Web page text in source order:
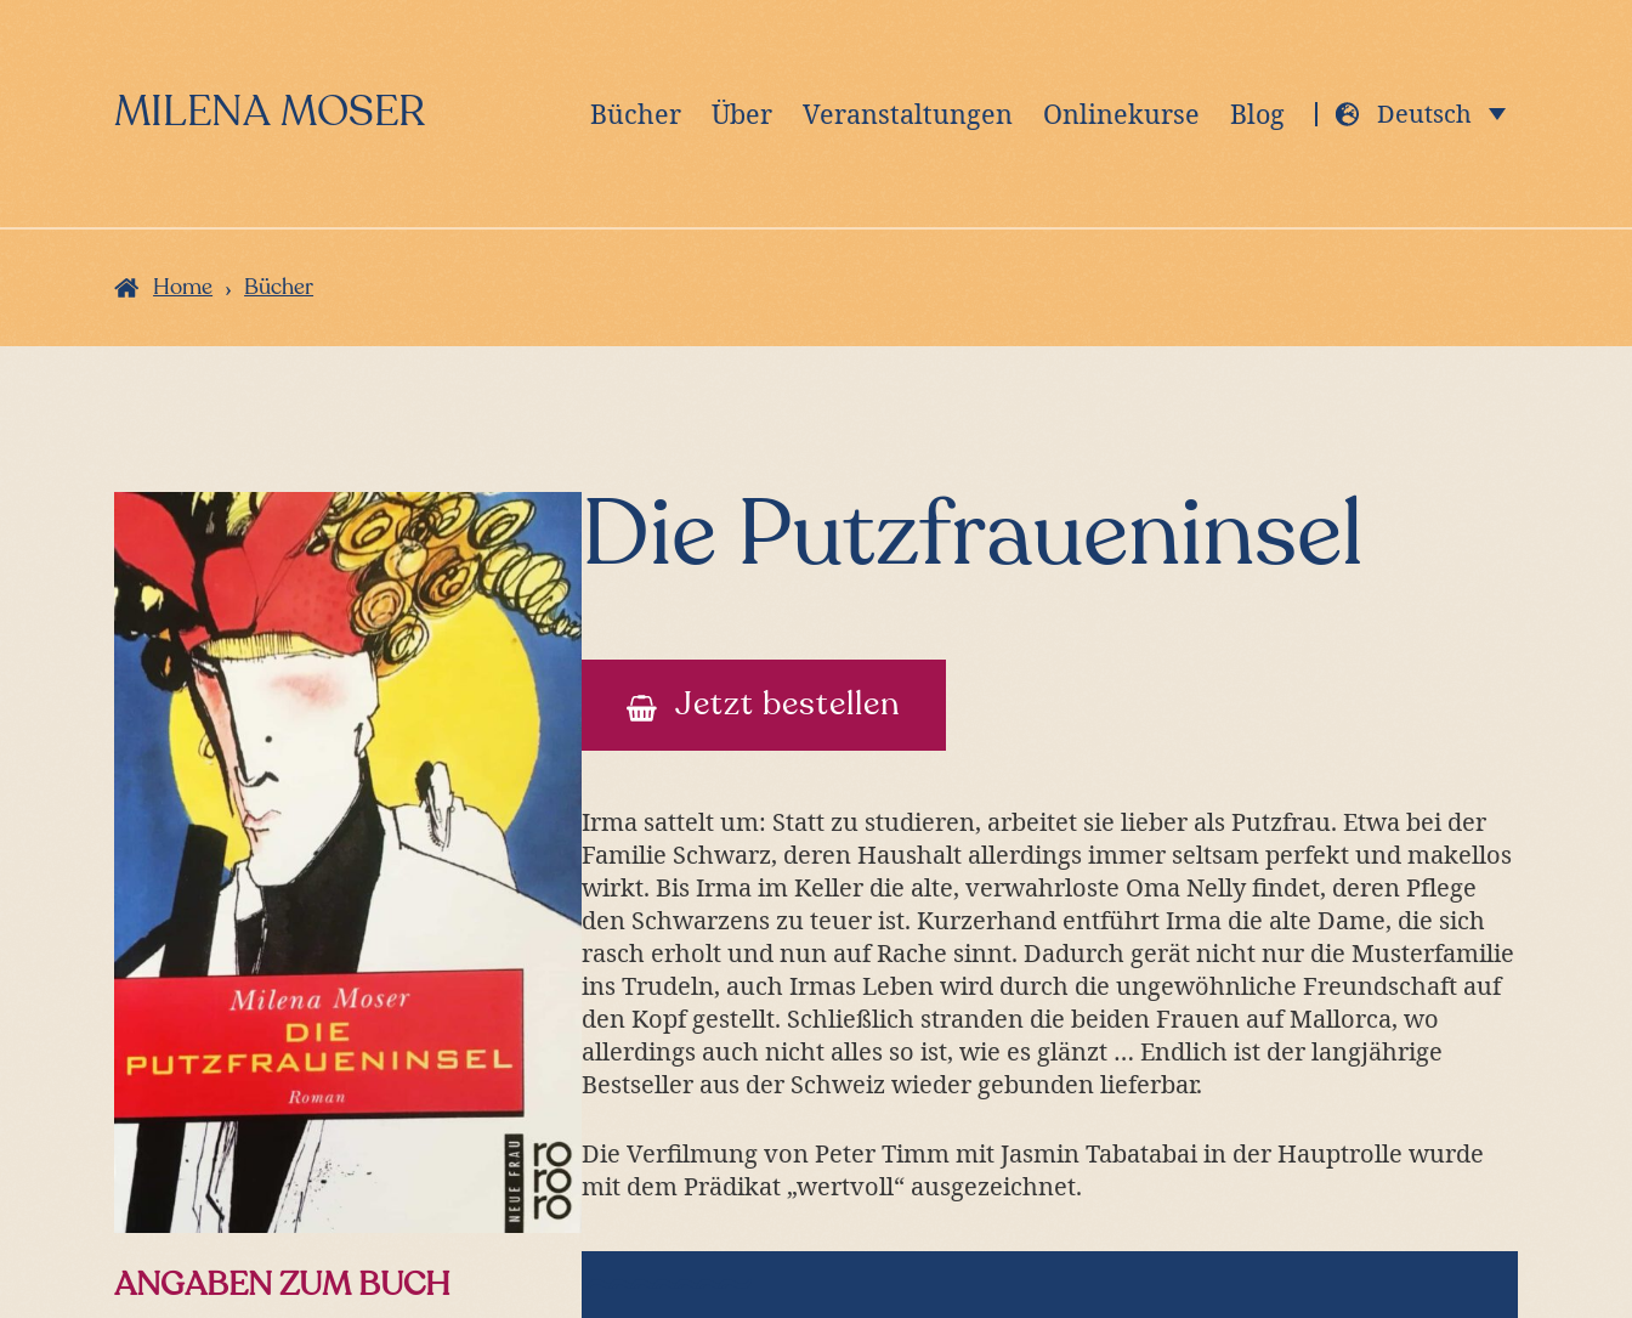
MILENA MOSER Bücher Über Veranstaltungen Onlinekurse Blog Deutsch
Home › Bücher
ANGABEN ZUM BUCH
Die Putzfraueninsel
Jetzt bestellen
Irma sattelt um: Statt zu studieren, arbeitet sie lieber als Putzfrau. Etwa bei der
Familie Schwarz, deren Haushalt allerdings immer seltsam perfekt und makellos
wirkt. Bis Irma im Keller die alte, verwahrloste Oma Nelly findet, deren Pflege
den Schwarzens zu teuer ist. Kurzerhand entführt Irma die alte Dame, die sich
rasch erholt und nun auf Rache sinnt. Dadurch gerät nicht nur die Musterfamilie
ins Trudeln, auch Irmas Leben wird durch die ungewöhnliche Freundschaft auf
den Kopf gestellt. Schließlich stranden die beiden Frauen auf Mallorca, wo
allerdings auch nicht alles so ist, wie es glänzt … Endlich ist der langjährige
Bestseller aus der Schweiz wieder gebunden lieferbar.
Die Verfilmung von Peter Timm mit Jasmin Tabatabai in der Hauptrolle wurde
mit dem Prädikat „wertvoll“ ausgezeichnet.